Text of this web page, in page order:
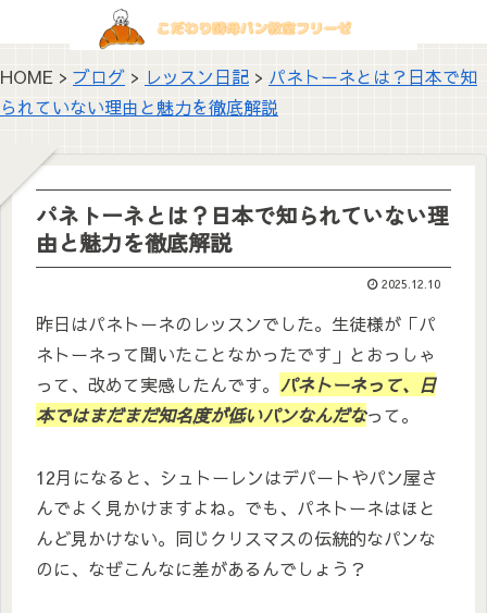
HOME > ブログ > レッスン日記 > パネトーネとは？日本で知
られていない理由と魅力を徹底解説
パネトーネとは？日本で知られていない理
由と魅力を徹底解説
2025.12.10
昨日はパネトーネのレッスンでした。生徒様が「パ
ネトーネって聞いたことなかったです」とおっしゃ
って、改めて実感したんです。 パネトーネって、日
本ではまだまだ知名度が低いパンなんだなって。
12月になると、シュトーレンはデパートやパン屋さ
んでよく見かけますよね。でも、パネトーネはほと
んど見かけない。同じクリスマスの伝統的なパンな
のに、なぜこんなに差があるんでしょう？